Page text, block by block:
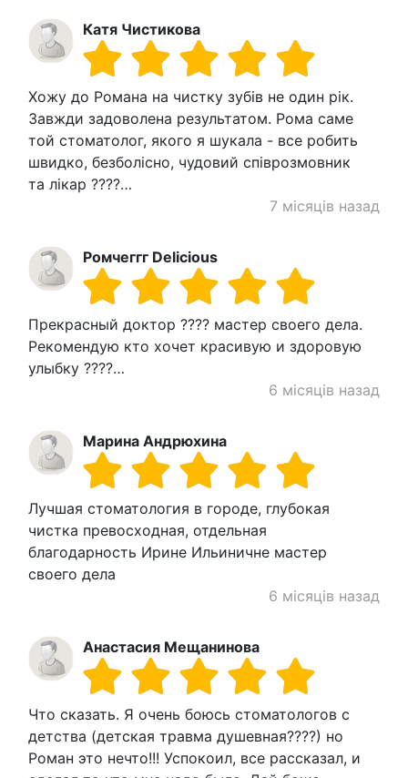
Катя Чистикова
Хожу до Романа на чистку зубів не один рік.
Завжди задоволена результатом. Рома саме
той стоматолог, якого я шукала - все робить
швидко, безболісно, чудовий співрозмовник
та лікар ????…
7 місяців назад
Ромчеггг Delicious
Прекрасный доктор ???? мастер своего дела.
Рекомендую кто хочет красивую и здоровую
улыбку ????…
6 місяців назад
Марина Андрюхина
Лучшая стоматология в городе, глубокая
чистка превосходная, отдельная
благодарность Ирине Ильиничне мастер
своего дела
6 місяців назад
Анастасия Мещанинова
Что сказать. Я очень боюсь стоматологов с
детства (детская травма душевная????) но
Роман это нечто!!! Успокоил, все рассказал, и